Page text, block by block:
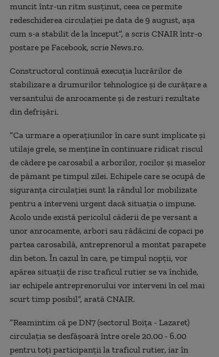
muncit într-un ritm susţinut, ceea ce permite
redeschiderea circulaţiei pe data de 9 august, aşa
cum s-a stabilit de la început”, a scris CNAIR într-o
postare pe Facebook, scrie News.ro.
Constructorul continuă execuţia lucrărilor de
stabilizare a drumurilor tehnologice şi de curăţare a
versantului de anrocamente şi de resturi rezultate
din defrişări.
”Ca urmare a operaţiunilor în care sunt implicate şi
utilaje grele, se menţine în continuare ridicat riscul
de cădere pe carosabil a arborilor, rocilor şi maselor
de pămant pe timpul zilei. Echipele care se ocupă de
siguranţa circulaţiei sunt la rândul lor mobilizate
pentru a interveni urgent dacă situaţia o impune.
Acolo unde există pericolul căderii de pe versant a
unor anrocamente, arbori sau rădăcini de copaci pe
partea carosabilă, antreprenorul a montat parapete
din beton. În cazul în care, pe timpul nopţii, vor
apărea situaţii de risc traficul rutier se va închide,
iar echipele antreprenorului vor interveni în cel mai
scurt timp posibil”, arată CNAIR.
”Reamintim că pe DN7 (sectorul Boiţa - Lazaret)
circulaţia se desfăşoară între orele 20.00 - 6.00
pentru toţi participanţii la traficul rutier, iar în